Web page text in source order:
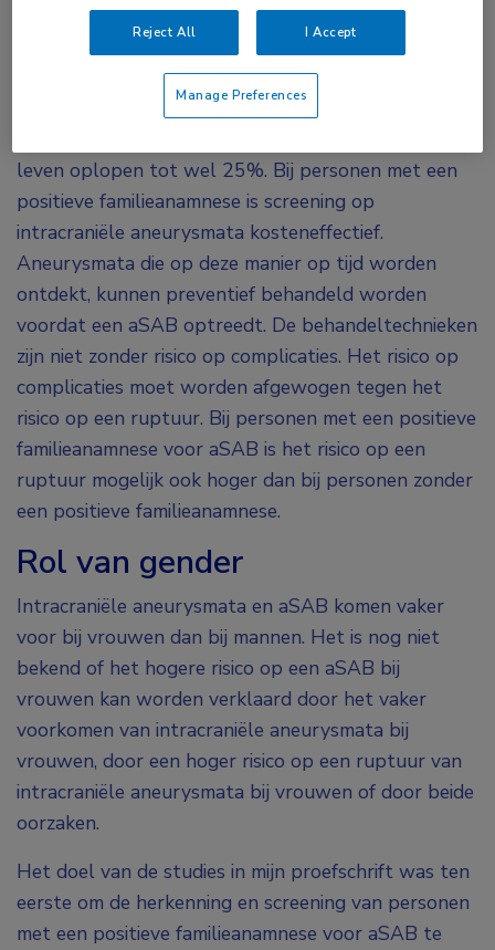
aneurysmata vaker voor, namelijk bij ongeveer 10%.
Afhankelijk van het aantal aangedane eerstegraads
familieleden (ouders, broers en zussen, of kinderen)
met een doorgemaakte aSAB kan het risico om ook
leven oplopen tot wel 25%. Bij personen met een
positieve familieanamnese is screening op
intracraniële aneurysmata kosteneffectief.
Aneurysmata die op deze manier op tijd worden
ontdekt, kunnen preventief behandeld worden
voordat een aSAB optreedt. De behandeltechnieken
zijn niet zonder risico op complicaties. Het risico op
complicaties moet worden afgewogen tegen het
risico op een ruptuur. Bij personen met een positieve
familieanamnese voor aSAB is het risico op een
ruptuur mogelijk ook hoger dan bij personen zonder
een positieve familieanamnese.
Rol van gender
Intracraniële aneurysmata en aSAB komen vaker
voor bij vrouwen dan bij mannen. Het is nog niet
bekend of het hogere risico op een aSAB bij
vrouwen kan worden verklaard door het vaker
voorkomen van intracraniële aneurysmata bij
vrouwen, door een hoger risico op een ruptuur van
intracraniële aneurysmata bij vrouwen of door beide
oorzaken.
Het doel van de studies in mijn proefschrift was ten
eerste om de herkenning en screening van personen
met een positieve familieanamnese voor aSAB te
Reject All I Accept
Manage Preferences